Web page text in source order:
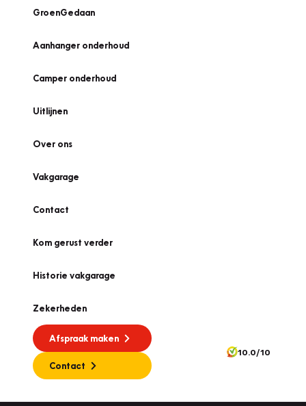
GroenGedaan
Aanhanger onderhoud
Camper onderhoud
Uitlijnen
Over ons
Vakgarage
Contact
Kom gerust verder
Historie vakgarage
Zekerheden
Afspraak maken
Contact
10.0/10